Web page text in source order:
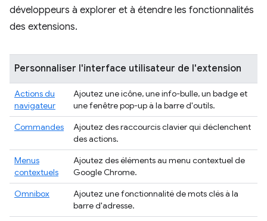
développeurs à explorer et à étendre les fonctionnalités
des extensions.
Personnaliser l'interface utilisateur de l'extension
Actions du
navigateur
Ajoutez une icône, une info-bulle, un badge et
une fenêtre pop-up à la barre d'outils.
Commandes
Ajoutez des raccourcis clavier qui déclenchent
des actions.
Menus
contextuels
Ajoutez des éléments au menu contextuel de
Google Chrome.
Omnibox
Ajoutez une fonctionnalité de mots clés à la
barre d'adresse.